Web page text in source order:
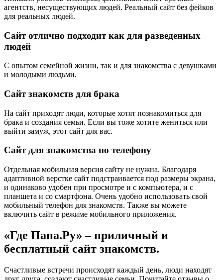
агентств, несуществующих людей. Реальный сайт без фейков
для реальных людей.
Сайт отлично подходит как для разведенных
людей
С опытом семейной жизни, так и для знакомства с девушками
и молодыми людьми.
Сайт знакомств для брака
На сайт приходят люди, которые хотят познакомиться для
брака и создания семьи. Если вы тоже хотите жениться или
выйти замуж, этот сайт для вас.
Сайт для знакомства по телефону
Отдельная мобильная версия сайту не нужна. Благодаря
адаптивной верстке сайт подстраивается под размеры экрана,
и одинаково удобен при просмотре и с компьютера, и с
планшета и со смартфона. Очень удобно использовать свой
мобильный телефон для знакомств. Также вы можете
включить сайт в режиме мобильного приложения.
«Где Папа.Ру» – приличный и
бесплатный сайт знакомств.
Счастливые встречи происходят каждый день, люди находят